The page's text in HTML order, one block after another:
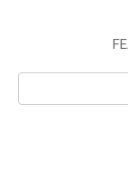
Search: